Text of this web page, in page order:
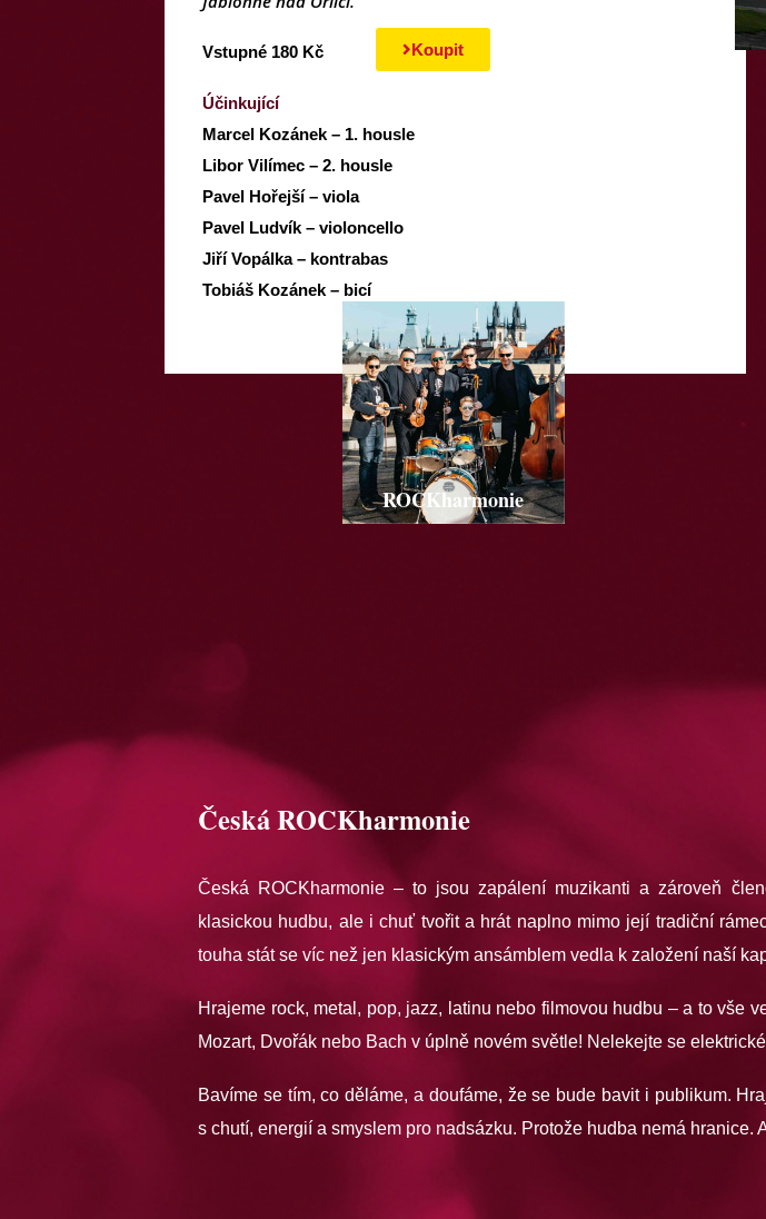
Vstupné 180 Kč
Účinkující
Marcel Kozánek – 1. housle
Libor Vilímec – 2. housle
Pavel Hořejší – viola
Pavel Ludvík – violoncello
Jiří Vopálka – kontrabas
Tobiáš Kozánek – bicí
Koupit
ROCKharmonie
Česká ROCKharmonie
Česká ROCKharmonie – to jsou zapálení muzikanti a zároveň
klasickou hudbu, ale i chuť tvořit a hrát naplno mimo její tradiční
touha stát se víc než jen klasickým ansámblem vedla k založení naší
Hrajeme rock, metal, pop, jazz, latinu nebo filmovou hudbu – a to vše
Mozart, Dvořák nebo Bach v úplně novém světle! Nelekejte se
Bavíme se tím, co děláme, a doufáme, že se bude bavit i publikum.
s chutí, energií a smyslem pro nadsázku. Protože hudba nemá hranice.